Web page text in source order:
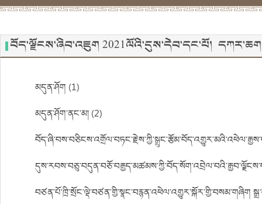
བོད་ལྗོངས་ཞིབ་འཇུག 2021ལོའི་དུས་དེབ་དང་པོ། དཀར་ཆག
མདུན་ཤོག (1)
མདུན་ཤོག་ནང་མ། (2)
བཙན་པོ་ཁྲི་སྲོང་ལྡེ་བཙན་གྱི་སྣང་བརྙན་འཕེལ་འགྱུར་སྐོར་གྱི་བསམ་གཞིག